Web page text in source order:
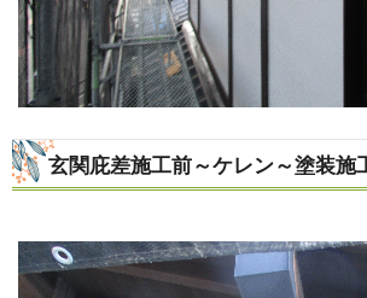
玄関庇差施工前～ケレン～塗装施